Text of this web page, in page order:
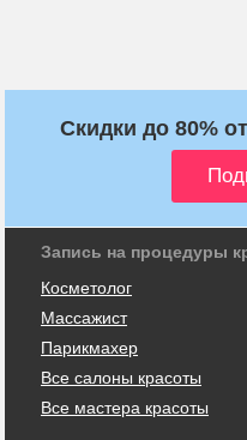
Скидки до 80%
Запись на процедуры
Косметолог
Массажист
Парикмахер
Все салоны красоты
Все мастера красоты